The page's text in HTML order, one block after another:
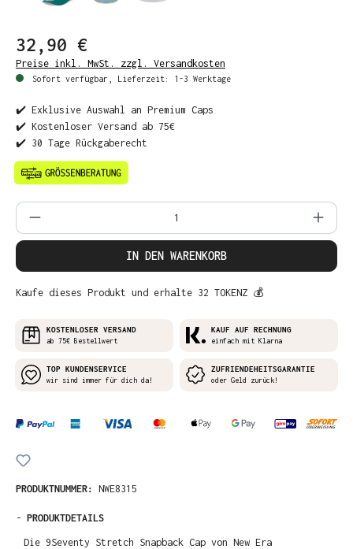
32,90 €
Preise inkl. MwSt. zzgl. Versandkosten
Sofort verfügbar, Lieferzeit: 1-3 Werktage
✔️ Exklusive Auswahl an Premium Caps
✔️ Kostenloser Versand ab 75€
✔️ 30 Tage Rückgaberecht
Produkt Anzahl: Gib den gewünschten
IN DEN WARENKORB
Kaufe dieses Produkt und erhalte 32 TOKENZ 💰
KOSTENLOSER VERSAND
ab 75€ Bestellwert
KAUF AUF RECHNUNG
einfach mit Klarna
TOP KUNDENSERVICE
wir sind immer für dich da!
ZUFRIENDEHEITSGARANTIE
oder Geld zurück!
PRODUKTNUMMER: NWE8315
- PRODUKTDETAILS
Die 9Seventy Stretch Snapback Cap von New Era